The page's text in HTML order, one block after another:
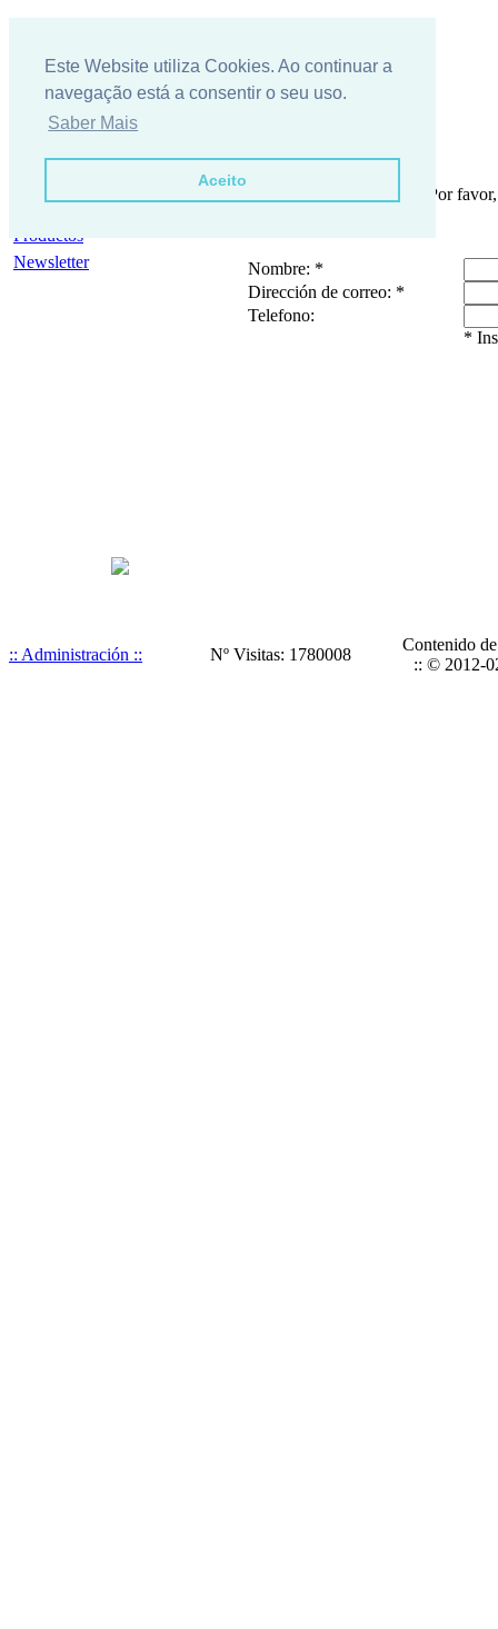
Este Website utiliza Cookies. Ao continuar a
navegação está a consentir o seu uso.
Saber Mais
Aceito
Pedido de Información
Productos
Newsletter
Por
Nombre: *
Dirección de correo: *
Telefono:
*
:: Administración :: Nº Visitas: 1780008
Contenido
:: © 2012-